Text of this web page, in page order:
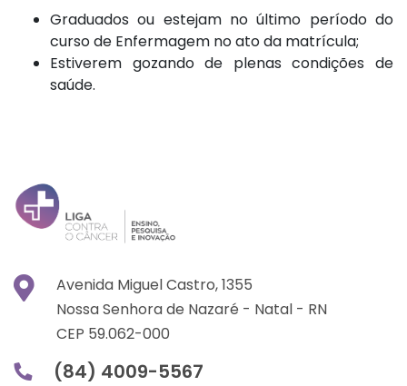
Graduados ou estejam no último período do
curso de Enfermagem no ato da matrícula;
Estiverem gozando de plenas condições de
saúde.
Avenida Miguel Castro, 1355
Nossa Senhora de Nazaré - Natal - RN
CEP 59.062-000
(84) 4009-5567